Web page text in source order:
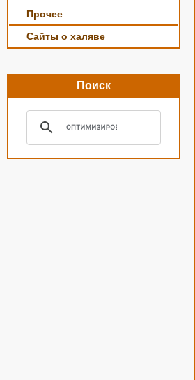
Прочее
Сайты о халяве
Поиск